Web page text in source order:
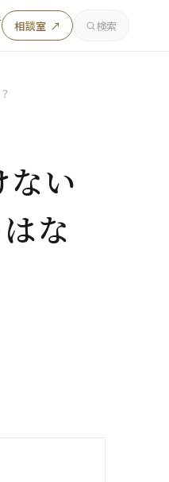
相談室 ↗ 検索
い
な